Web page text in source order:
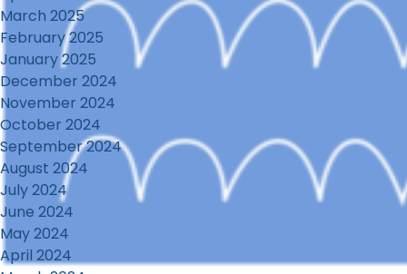
March 2025
February 2025
January 2025
December 2024
November 2024
October 2024
September 2024
August 2024
July 2024
June 2024
May 2024
April 2024